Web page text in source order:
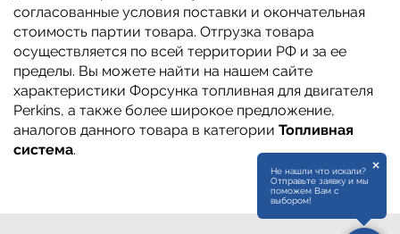
согласованные условия поставки и окончательная
стоимость партии товара. Отгрузка товара
осуществляется по всей территории РФ и за ее
пределы. Вы можете найти на нашем сайте
характеристики Форсунка топливная для двигателя
Perkins, а также более широкое предложение,
аналогов данного товара в категории Топливная
система.
Не нашли что искали?
Отправьте заявку и мы
поможем Вам с
выбором!
×